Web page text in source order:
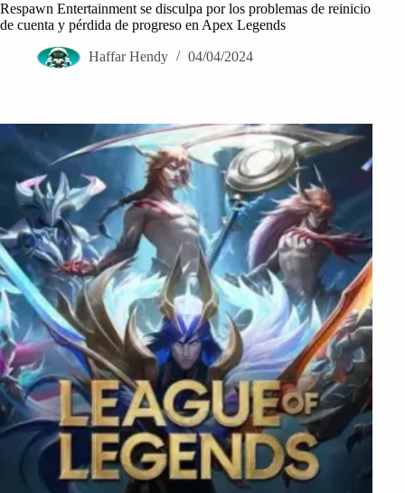
Respawn Entertainment se disculpa por los problemas de reinicio
de cuenta y pérdida de progreso en Apex Legends
Haffar Hendy 04/04/2024